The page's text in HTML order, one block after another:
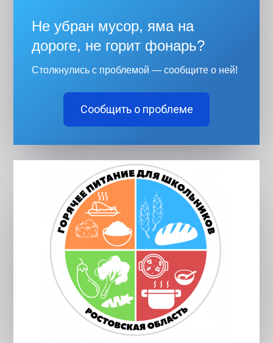
Не убран мусор, яма на
дороге, не горит фонарь?
Столкнулись с проблемой — сообщите о ней!
Сообщить о проблеме